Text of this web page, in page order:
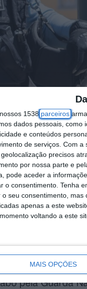
1538 parceiros
dados pessoais, como
e conteúdos
de serviços. Com a
precisos
por nossa parte e
pode aceder a
o consentimento. Tenha
o seu consentimento,
apenas a este
voltando a este
MAIS OPÇÕES
pela Guarda